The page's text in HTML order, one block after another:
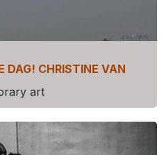
DAG! CHRISTINE VAN
art